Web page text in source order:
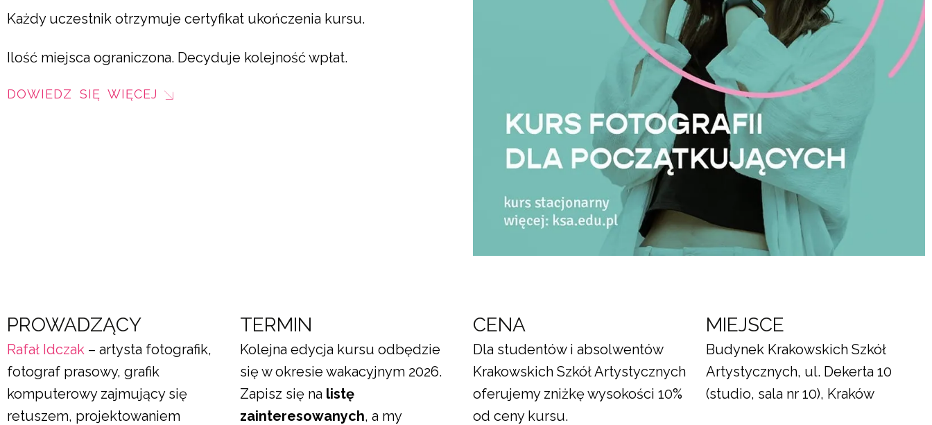
Każdy uczestnik otrzymuje certyfikat ukończenia kursu.
Ilość miejsca ograniczona. Decyduje kolejność wpłat.
DOWIEDZ SIĘ WIĘCEJ
PROWADZĄCY
Rafał Idczak – artysta fotografik,
fotograf prasowy, grafik
komputerowy zajmujący się
retuszem, projektowaniem
TERMIN
Kolejna edycja kursu odbędzie
się w okresie wakacyjnym 2026.
Zapisz się na listę
zainteresowanych, a my
CENA
Dla studentów i absolwentów
Krakowskich Szkół Artystycznych
oferujemy zniżkę wysokości 10%
od ceny kursu.
MIEJSCE
Budynek Krakowskich Szkół
Artystycznych, ul. Dekerta 10
(studio, sala nr 10), Kraków